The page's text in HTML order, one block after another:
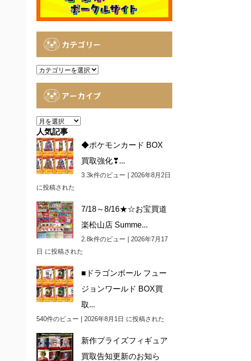
カテゴリー
カ
アーカイブ
ア
ー
カ
イ
ブ
人気記事
◆ポケモンカード BOX
買取強化❣...
3.3k件のビュー
2026年8月2日
に投稿された
7/18～8/16★☆お宝買道
楽松山店 Summe...
2.8k件のビュー
2026年7月17
日 に投稿された
■ドラゴンボール フュー
ジョンワールド BOX買
取...
540件のビュー 2026年8月1日 に投稿された
新作プライズフィギュア
買取告知更新のお知ら